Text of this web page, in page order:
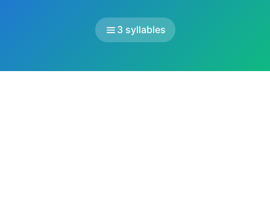
3 syllables